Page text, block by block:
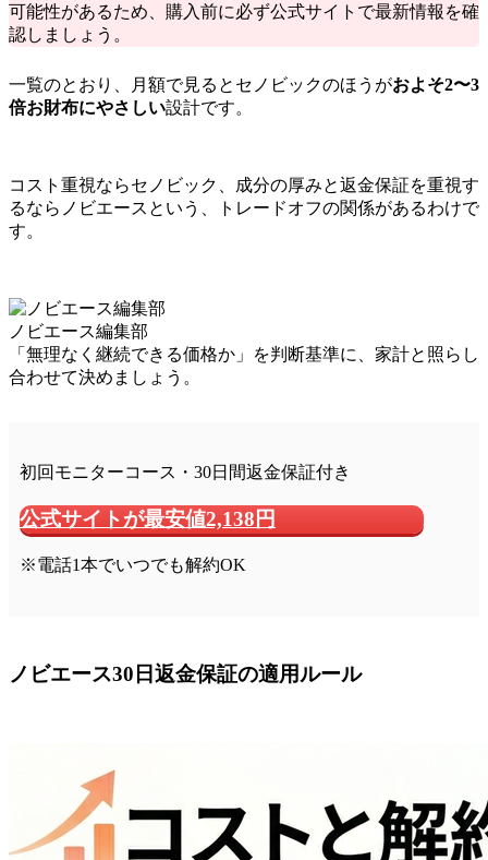
可能性があるため、購入前に必ず公式サイトで最新情報を確
認しましょう 。
一覧のとおり、月額で見るとセノビックのほうがおよそ2〜3
倍お財布にやさしい設計です。
コスト重視ならセノビック、成分の厚みと返金保証を重視す
るならノビエースという、トレードオフの関係があるわけで
す。
ノビエース編集部
「無理なく継続できる価格か」を判断基準に、家計と照らし
合わせて決めましょう。
初回モニターコース・30日間返金保証付き
公式サイトが最安値2,138円
※電話1本でいつでも解約OK
ノビエース30日返金保証の適用ルール